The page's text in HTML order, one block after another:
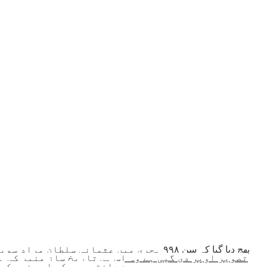
بھج دیا گیا کہ سن ٩٩٨ ہجری میں
تصویر اوپر دی گیی ہے وہ اس ہی تاریخ ساز منبر